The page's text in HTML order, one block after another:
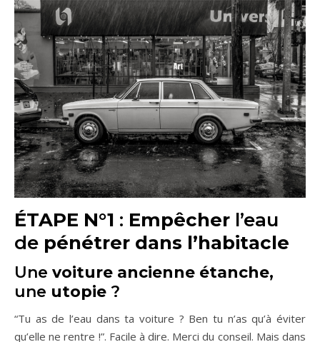
ÉTAPE N°1 : Empêcher l’eau
de pénétrer dans l’habitacle
Une voiture ancienne étanche,
une utopie ?
“Tu as de l’eau dans ta voiture ? Ben tu n’as qu’à éviter
qu’elle ne rentre !”. Facile à dire. Merci du conseil. Mais dans